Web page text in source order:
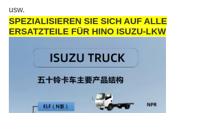
usw.
SPEZIALISIEREN SIE SICH AUF ALLE
ERSATZTEILE FÜR HINO ISUZU-LKW